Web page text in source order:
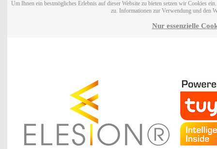
Um Ihnen ein bestmögliches Erlebnis auf dieser Website zu bieten setzen wir Cookies
zu. Informationen zur Verwendung und den
Nur essenzielle